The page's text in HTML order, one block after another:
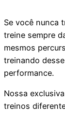
Se você nunca
treine sempre
mesmos
treinando
performance.
Nossa
treinos